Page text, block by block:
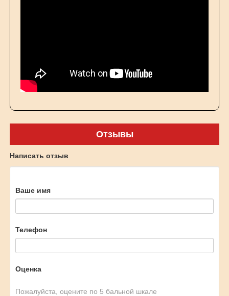
Отзывы
Написать отзыв
Ваше имя
Телефон
Оценка
Пожалуйста, оцените по 5 бальной шкале